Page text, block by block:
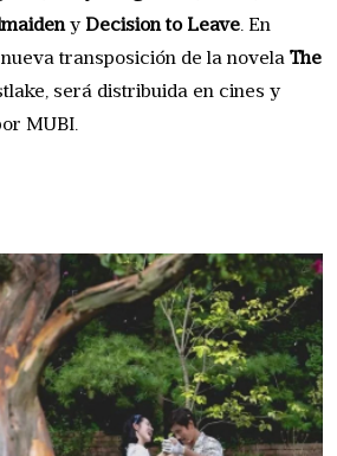
y Decision to Leave. En
transposición de la novela The
será distribuida en cines y
MUBI.